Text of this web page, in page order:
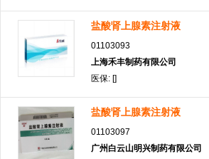
盐酸肾上腺素注射液
01103093
上海禾丰制药有限公司
医保: []
盐酸肾上腺素注射液
01103097
广州白云山明兴制药有限公司